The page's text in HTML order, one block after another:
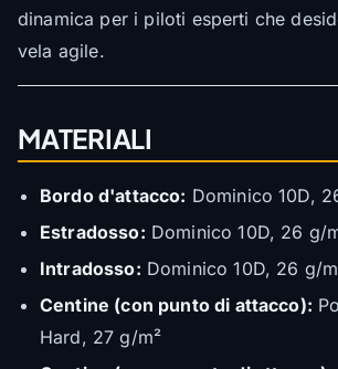
dinamica per i piloti esperti che
vela agile.
MATERIALI
Bordo d'attacco: Dominico 10D,
Estradosso: Dominico 10D, 26 g/
Intradosso: Dominico 10D, 26 g/
Centine (con punto di attacco):
Hard, 27 g/m²